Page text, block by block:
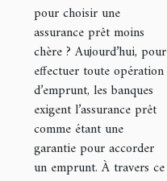
pour choisir une
assurance prêt moins
chère ? Aujourd’hui, pour
effectuer toute opération
d’emprunt, les banques
exigent l’assurance prêt
comme étant une
garantie pour accorder
un emprunt. À travers ce